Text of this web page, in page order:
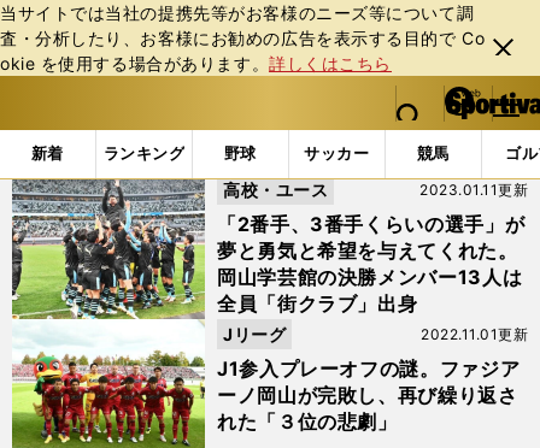
当サイトでは当社の提携先等がお客様のニーズ等について調
査・分析したり、お客様にお勧めの広告を表⽰する⽬的で Co
okie を使⽤する場合があります。詳しくはこちら
閉じ
る
web Sportiva (webスポルティーバ)
検索
マイペ
ー
ジ
メニュ
新着 ランキング 野球 サッカー 競馬 ゴ
b
ス
ポ
ル
テ
ー
バ
「#ファジアーノ岡山」の最新ニュース・ 情報 (2ページ目)
「2番手、3番手くらいの選手」が
夢と勇気と希望を与えてくれた。
岡山学芸館の決勝メンバー13人は
全員「街クラブ」出身
2023.01.11更新
高校・ユース
J1参入プレーオフの謎。ファジア
ーノ岡山が完敗し、再び繰り返さ
れた「３位の悲劇」
2022.11.01更新
Jリーグ